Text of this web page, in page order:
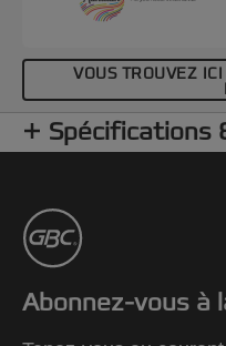
VOUS TROUVEZ
Spécifications
Abonnez-vous à